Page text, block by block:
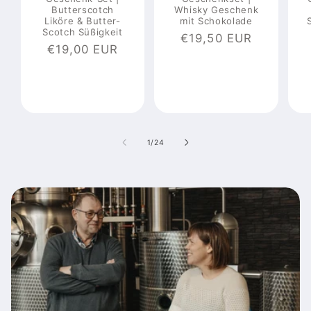
Butterscotch
Liköre & Butter-
Scotch Süßigkeit
Normaler
€19,00 EUR
Whisky Geschenk
mit Schokolade
Normaler
€19,50 EUR
1/von
24